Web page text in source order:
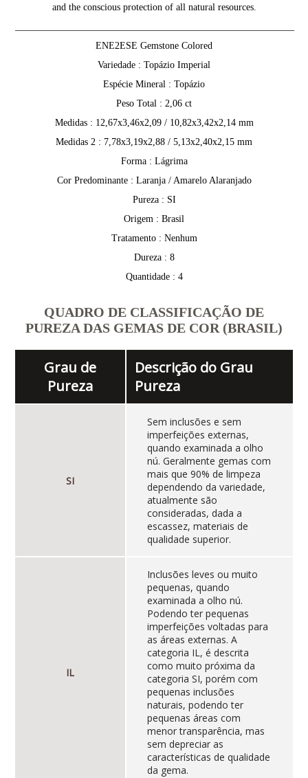
and the conscious protection of all natural resources.
ENE2ESE Gemstone Colored
Variedade : Topázio Imperial
Espécie Mineral : Topázio
Peso Total : 2,06 ct
Medidas : 12,67x3,46x2,09 / 10,82x3,42x2,14 mm
Medidas 2 : 7,78x3,19x2,88 / 5,13x2,40x2,15 mm
Forma : Lágrima
Cor Predominante : Laranja / Amarelo Alaranjado
Pureza : SI
Origem : Brasil
Tratamento : Nenhum
Dureza : 8
Quantidade : 4
QUADRO DE CLASSIFICAÇÃO DE
PUREZA DAS GEMAS DE COR (BRASIL)
Grau de
Pureza
Descrição do Grau
Pureza
SI
Sem inclusões e sem
imperfeições externas,
quando examinada a olho
nú. Geralmente gemas com
mais que 90% de limpeza
dependendo da variedade,
atualmente são
consideradas, dada a
escassez, materiais de
qualidade superior.
IL
Inclusões leves ou muito
pequenas, quando
examinada a olho nú.
Podendo ter pequenas
imperfeições voltadas para
as áreas externas. A
categoria IL, é descrita
como muito próxima da
categoria SI, porém com
pequenas inclusões
naturais, podendo ter
pequenas áreas com
menor transparência, mas
sem depreciar as
características de qualidade
da gema.